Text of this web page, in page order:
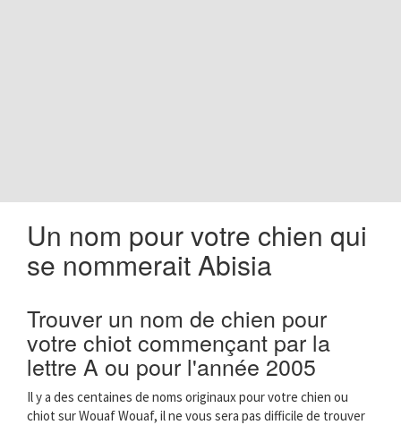
Un nom pour votre chien qui
se nommerait Abisia
Trouver un nom de chien pour
votre chiot commençant par la
lettre A ou pour l'année 2005
Il y a des centaines de noms originaux pour votre chien ou
chiot sur Wouaf Wouaf, il ne vous sera pas difficile de trouver